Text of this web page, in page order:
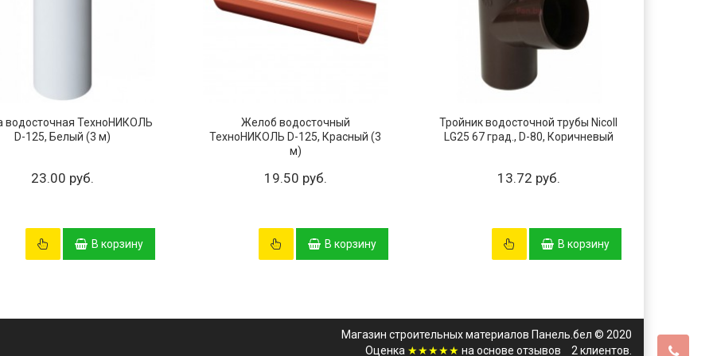
водосточная ТехноНИКОЛЬ
D-125, Белый (3 м)
23.00 руб.
В корзину
Желоб водосточный
ТехноНИКОЛЬ D-125, Красный (3
м)
19.50 руб.
В корзину
Тройник водосточной трубы Nicoll
LG25 67 град., D-80, Коричневый
13.72 руб.
В корзину
Магазин строительных материалов Панель.бел © 2020
Оценка ★★★★★ на основе отзывов 2клиентов.